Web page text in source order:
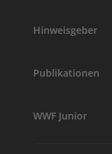
Hinweisgeber
Publikationen
WWF Junior